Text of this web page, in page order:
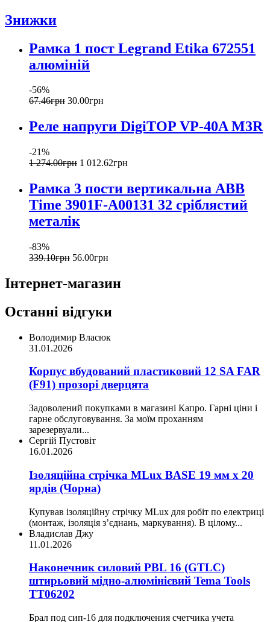
Знижки
Рамка 1 пост Legrand Etika 672551
алюміній
-56%
67.46грн 30.00грн
Реле напруги DigiTOP VP-40A M3R
-21%
1 274.00грн 1 012.62грн
Рамка 3 пости вертикальна ABB
Time 3901F-A00131 32 сріблястий
металік
-83%
339.10грн 56.00грн
Інтернет-магазин
Останні відгуки
Володимир Власюк
31.01.2026
Корпус вбудований пластиковий 12 SA FAR
(F91) прозорі дверцята
Задоволений покупками в магазині Капро. Гарні ціни і
гарне обслуговування. За моїм проханням
зарезервуали...
Сергій Пустовіт
16.01.2026
Ізоляційна стрічка MLux BASE 19 мм х 20
ярдів (Чорна)
Купував ізоляційну стрічку MLux для робіт по електриці
(монтаж, ізоляція з’єднань, маркування). В цілому...
Владислав Джу
11.01.2026
Наконечник силовий PBL 16 (GTLC)
штирьовий мідно-алюмінієвий Tema Tools
ТТ06202
Брал под сип-16 для подключения счетчика учета